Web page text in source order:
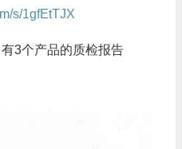
s/1gfEtTJX
3个产品的质检报告